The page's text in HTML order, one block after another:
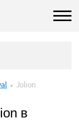
Jolion
в